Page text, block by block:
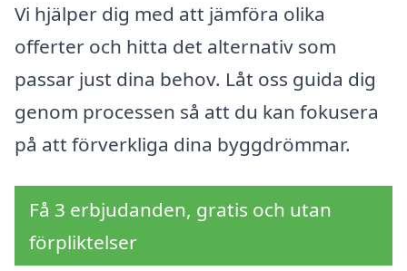
Vi hjälper dig med att jämföra olika
offerter och hitta det alternativ som
passar just dina behov. Låt oss guida dig
genom processen så att du kan fokusera
på att förverkliga dina byggdrömmar.
Få 3 erbjudanden, gratis och utan
förpliktelser